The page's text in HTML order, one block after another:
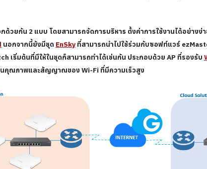
กด้วยกัน 2 แบบ โดยสามารถจัดการบริหาร ตั้งค่าการใช้งานได้อย่างง่
นอกจากนี้ยังมีชุด EnSky ที่สามารถนำไปใช้ร่วมกับซอฟท์แวร์
เริ่มต้นที่มีให้ในชุดก็สามารถทำได้เช่นกัน ประกอบด้วย AP ที่รองรับ
นคุณภาพและสัญญาณของ Wi-Fi ที่มีความเร็วสูง